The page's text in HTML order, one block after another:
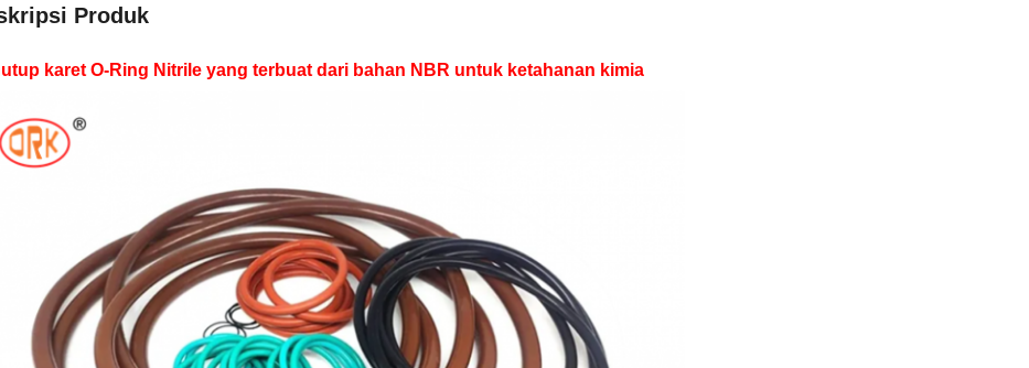
Produk
karet O-Ring Nitrile yang terbuat dari bahan NBR untuk ketahanan kimia